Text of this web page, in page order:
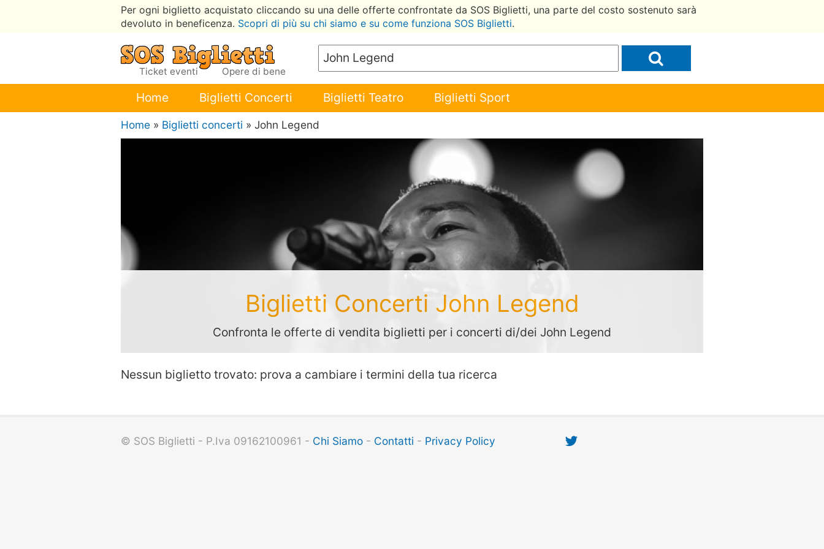
Per ogni biglietto acquistato cliccando su una delle offerte confrontate da SOS Biglietti, una parte del costo sostenuto sarà
devoluto in beneficenza. Scopri di più su chi siamo e su come funziona SOS Biglietti.
Ticket eventi Opere di bene
Home Biglietti Concerti Biglietti Teatro Biglietti Sport
Home » Biglietti concerti » John Legend
Biglietti Concerti John Legend
Confronta le offerte di vendita biglietti per i concerti di/dei John Legend
Nessun biglietto trovato: prova a cambiare i termini della tua ricerca
© SOS Biglietti - P.Iva 09162100961 - Chi Siamo - Contatti - Privacy Policy